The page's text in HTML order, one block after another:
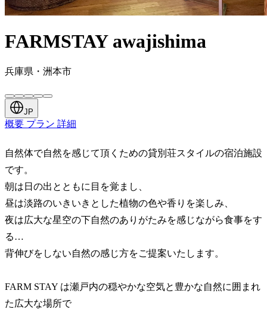
FARMSTAY awajishima
兵庫県・洲本市
JP
概要 プラン 詳細
自然体で自然を感じて頂くための貸別荘スタイルの宿泊施設
です。
朝は日の出とともに目を覚まし、
昼は淡路のいきいきとした植物の色や香りを楽しみ、
夜は広大な星空の下自然のありがたみを感じながら食事をす
る…
背伸びをしない自然の感じ方をご提案いたします。
FARM STAY は瀬戸内の穏やかな空気と豊かな自然に囲まれ
た広大な場所で